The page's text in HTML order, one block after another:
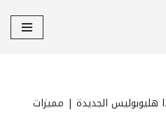
هليوبوليس الجديدة | مميزات